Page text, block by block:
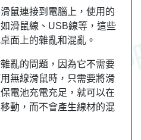
鼠連接到電腦上，使用的
滑鼠線、USB線等，這些
面上的雜亂和混亂。
亂的問題，因為它不需要
無線滑鼠時，只需要將滑
電池充電充足，就可以在
動，而不會產生線材的混